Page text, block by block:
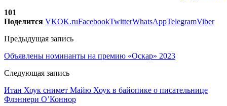
101
Поделится VKOK.ruFacebookTwitterWhatsAppTelegramViber
Предыдущая запись
Объявлены номинанты на премию «Оскар» 2023
Следующая запись
Итан Хоук снимет Майю Хоук в байопике о писательнице
Флэннери О’Коннор